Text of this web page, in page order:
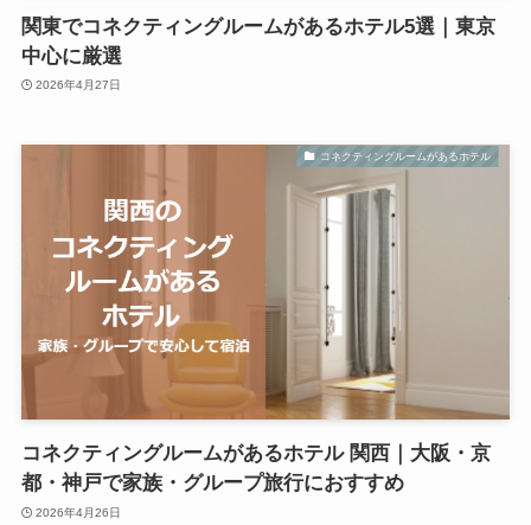
関東でコネクティングルームがあるホテル5選｜東京
中心に厳選
2026年4月27日
コネクティングルームがあるホテル
コネクティングルームがあるホテル 関西｜大阪・京
都・神戸で家族・グループ旅行におすすめ
2026年4月26日